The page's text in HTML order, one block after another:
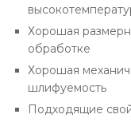
Хорошая
обработке
Хорошая
шлифуемость
Подходящие